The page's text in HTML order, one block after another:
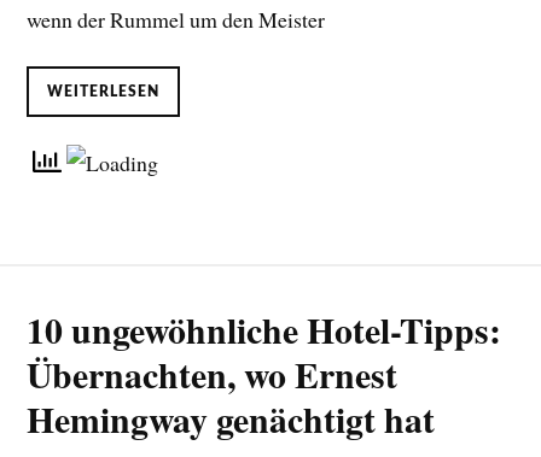
wenn der Rummel um den Meister
WEITERLESEN
10 ungewöhnliche Hotel-Tipps:
Übernachten, wo Ernest
Hemingway genächtigt hat